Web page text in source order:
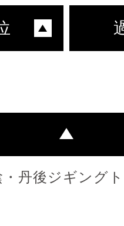
・丹後ジギング